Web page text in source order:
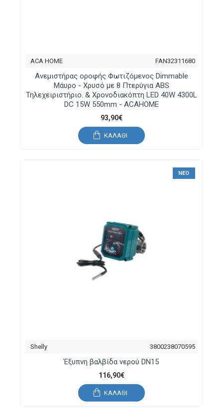
ACA HOME FAN32311680
Ανεμιστήρας οροφής Φωτιζόμενος Dimmable
Μάυρο - Χρυσό με 8 Πτερύγια ABS
Τηλεχειριστήριο. & Χρονοδιακόπτη LED 40W 4300L
DC 15W 550mm - ACAHOME
93,90€
ΚΑΛΆΘΙ
ΝΈΟ
Shelly 3800238070595
Έξυπνη βαλβίδα νερού DN15
116,90€
ΚΑΛΆΘΙ